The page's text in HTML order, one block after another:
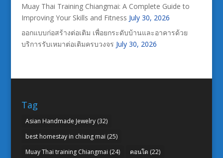
Muay Thai Training Chiangmai: A Complete Guide to
Improving Your Skills and Fitness July 30, 2026
ออกแบบก่อสร้างต่อเติม เพื่อยกระดับบ้านและอาคารด้วย
บริการรับเหมาต่อเติมครบวงจร July 30, 2026
Tag
Asian Handmade Jewelry(32)
best homestay in chiang mai (25)
Muay Thai training Chiangmai (24) คอนโด (22)